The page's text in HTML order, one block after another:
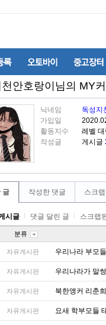
안호랑이 님의 MY
닉네임
독성지
가입일
활동지수
레벨
작성글
게시글
글 작성한 댓글 스크
시글 댓글 달린 글 스크랩
분류
자유게시판 우리나라 부모
자유게시판 우리나라가 말
자유게시판 북한앵커 리춘
자유게시판 요새 학부모들